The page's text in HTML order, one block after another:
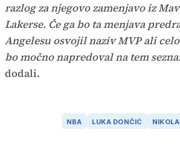
razlog za njegovo zamenjavo iz
Lakerse. Če ga bo ta menjava
Angelesu osvojil naziv MVP ali
bo močno napredoval na tem
dodali.
NBA LUKA DONČIĆ